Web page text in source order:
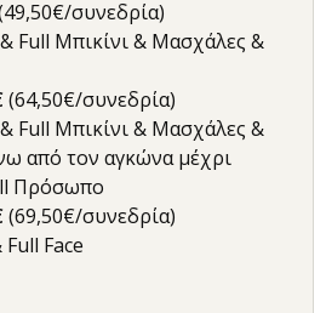
συνεδρία)
Full Μπικίνι & Μασχάλες &
(64,50€/συνεδρία)
Full Μπικίνι & Μασχάλες &
από τον αγκώνα μέχρι
Πρόσωπο
(69,50€/συνεδρία)
Face